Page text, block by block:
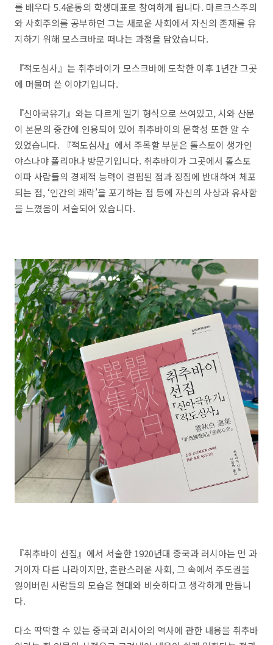
를 배우다 5.4운동의 학생대표로 참여하게 됩니다. 마르크스주의
와 사회주의를 공부하던 그는 새로운 사회에서 자신의 존재를 유
지하기 위해 모스크바로 떠나는 과정을 담았습니다.
『적도심사』는 취추바이가 모스크바에 도착한 이후 1년간 그곳
에 머물며 쓴 이야기입니다.
『신아국유기』와는 다르게 일기 형식으로 쓰여있고, 시와 산문
이 본문의 중간에 인용되어 있어 취추바이의 문학성 또한 알 수
있었습니다.
『적도심사』에서 주목할 부분은 톨스토이 생가인
야스나야 폴리아나 방문기입니다. 취추바이가 그곳에서 톨스토
이파 사람들의 경제적 능력이 결핍된 점과 징집에 반대하여 체포
되는 점, ‘인간의 쾌락’을 포기하는 점 등에 자신의 사상과 유사함
을 느꼈음이 서술되어 있습니다.
『취추바이 선집』에서 서술한 1920년대 중국과 러시아는 먼 과
거이자 다른 나라이지만, 혼란스러운 사회,그 속에서 주도권을
잃어버린 사람들의 모습은 현대와 비슷하다고 생각하게 만듭니
다.
다소 딱딱할 수 있는 중국과 러시아의 역사에 관한 내용을 취추바